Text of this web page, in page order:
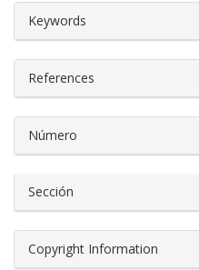
Keywords
References
Número
Sección
Copyright Information